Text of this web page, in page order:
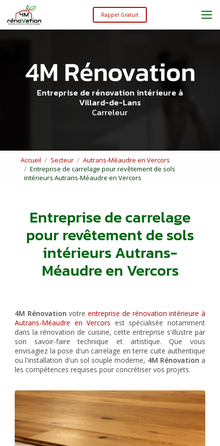
contenu
principal
Rappel Gratuit
Entreprise de rénovation intérieure à
Villard-de-Lans
Carreleur
Accueil Secteur
Autrans-Méaudre en Vercors
Entreprise de carrelage pour revêtement de sols
intérieurs Autrans-Méaudre en Vercors
Entreprise de carrelage
pour revêtement de sols
intérieurs Autrans-
Méaudre en Vercors
4M Rénovation votreentreprise de rénovation intérieure à
Autrans-Méaudre en Vercors est spécialisée notamment
dans la rénovation de cuisine, cette entreprise s'illustre par
son savoir-faire technique et artistique. Que vous
envisagiez la pose d'un carrelage en terre cuite authentique
ou l'installation d'un sol souple moderne, 4M Rénovation a
les compétences requises pour concrétiser vos projets.